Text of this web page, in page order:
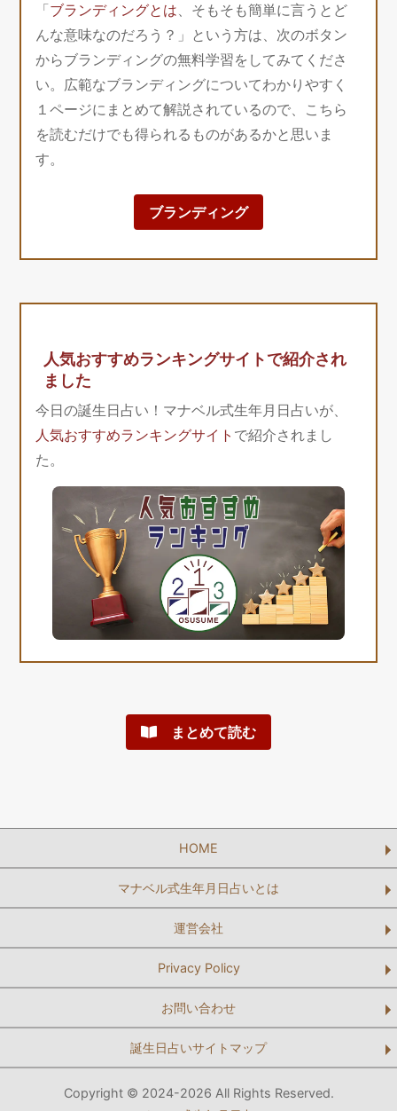
「ブランディングとは、そもそも簡単に言うとど
んな意味なのだろう？」という方は、次のボタン
からブランディングの無料学習をしてみてくださ
い。広範なブランディングについてわかりやすく
１ページにまとめて解説されているので、こちら
を読むだけでも得られるものがあるかと思いま
す。
ブランディング
人気おすすめランキングサイトで紹介され
ました
今日の誕生日占い！マナベル式生年月日占いが、
人気おすすめランキングサイト で紹介されまし
た。
まとめて読む
HOME
マナベル式生年月日占いとは
運営会社
Privacy Policy
お問い合わせ
誕生日占いサイトマップ
Copyright © 2024-2026 All Rights Reserved.